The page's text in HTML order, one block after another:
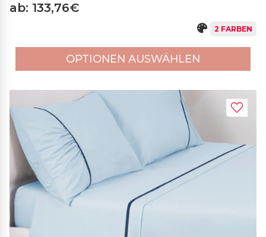
ab: 133,76€
2 FARBEN
OPTIONEN AUSWÄHLEN